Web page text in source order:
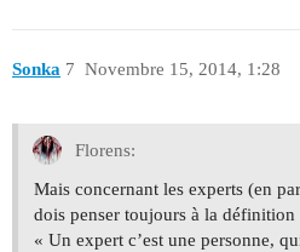
Sonka Novembre 15, 2014, 1:28
7
Florens:
Mais concernant les experts (en
dois penser toujours à la
« Un expert c’est une personne,